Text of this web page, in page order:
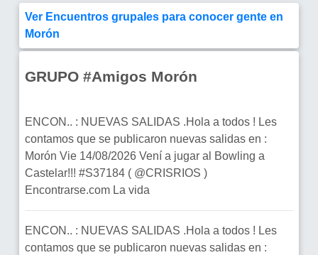
Ver Encuentros grupales para conocer gente en
Morón
GRUPO #Amigos Morón
ENCON.. : NUEVAS SALIDAS .Hola a todos ! Les
contamos que se publicaron nuevas salidas en :
Morón Vie 14/08/2026 Vení a jugar al Bowling a
Castelar!!! #S37184 ( @CRISRIOS )
Encontrarse.com La vida
ENCON.. : NUEVAS SALIDAS .Hola a todos ! Les
contamos que se publicaron nuevas salidas en :